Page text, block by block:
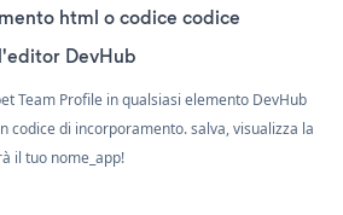
html o codice codice
DevHub
Team Profile in qualsiasi elemento DevHub
codice di incorporamento. salva, visualizza la
il tuo nome_app!